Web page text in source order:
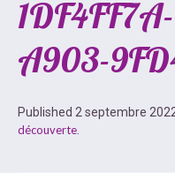
A903-
Published 2 septembre
découverte